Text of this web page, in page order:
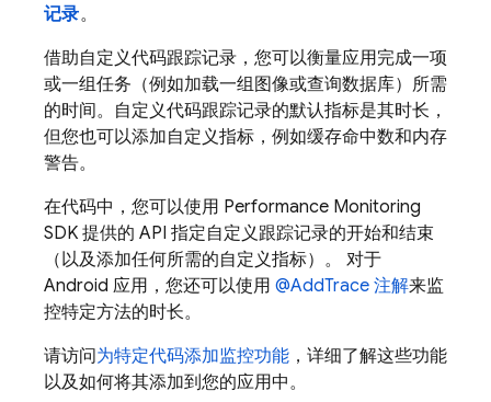
记录。
借助自定义代码跟踪记录，您可以衡量应用完成一项
或一组任务（例如加载一组图像或查询数据库）所需
的时间。自定义代码跟踪记录的默认指标是其时长，
但您也可以添加自定义指标，例如缓存命中数和内存
警告。
在代码中，您可以使用 Performance Monitoring
SDK 提供的 API 指定自定义跟踪记录的开始和结束
（以及添加任何所需的自定义指标）。 对于
Android 应用，您还可以使用 @AddTrace 注解来监
控特定方法的时长。
请访问为特定代码添加监控功能 ，详细了解这些功能
以及如何将其添加到您的应用中。